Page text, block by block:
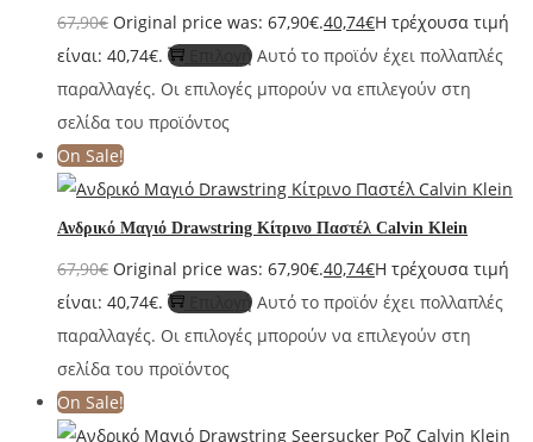
67,90€ Original price was: 67,90€.40,74€Η τρέχουσα τιμή
είναι: 40,74€.
Επιλογή Αυτό το προϊόν έχει πολλαπλές
παραλλαγές. Οι επιλογές μπορούν να επιλεγούν στη
σελίδα του προϊόντος
On Sale!
Ανδρικό Μαγιό Drawstring Κίτρινο Παστέλ Calvin Klein
67,90€ Original price was: 67,90€.40,74€Η τρέχουσα τιμή
είναι: 40,74€.
Επιλογή Αυτό το προϊόν έχει πολλαπλές
παραλλαγές. Οι επιλογές μπορούν να επιλεγούν στη
σελίδα του προϊόντος
On Sale!